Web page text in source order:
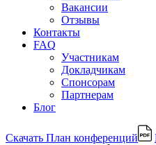
Вакансии
Отзывы
Контакты
FAQ
Участникам
Докладчикам
Спонсорам
Партнерам
Блог
Скачать План конференций